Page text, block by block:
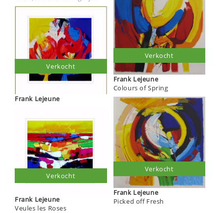
Frank Lejeune
Verkocht
Frank Lejeune
Veules les Roses
Verkocht
Frank Lejeune
Colours of Spring
Verkocht
Frank Lejeune
Picked off Fresh
Verkocht